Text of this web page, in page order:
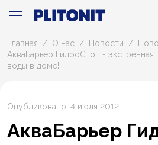
Главная О нас Новости
АкваБарьер ГидроСтоп -
воды в доме!
Опубликовано: 4 июля 2012
АкваБарьер